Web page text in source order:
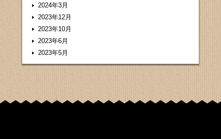
2024年3月
2023年12月
2023年10月
2023年6月
2023年5月